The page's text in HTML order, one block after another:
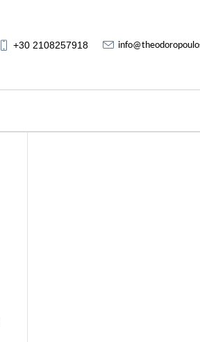
+30 2108257918